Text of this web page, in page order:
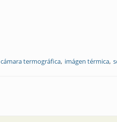
cámara termográfica imágen térmica